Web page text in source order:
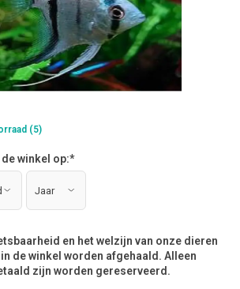
(5)
de winkel op:*
en het welzijn van onze dieren
de winkel worden afgehaald. Alleen
zijn worden gereserveerd.